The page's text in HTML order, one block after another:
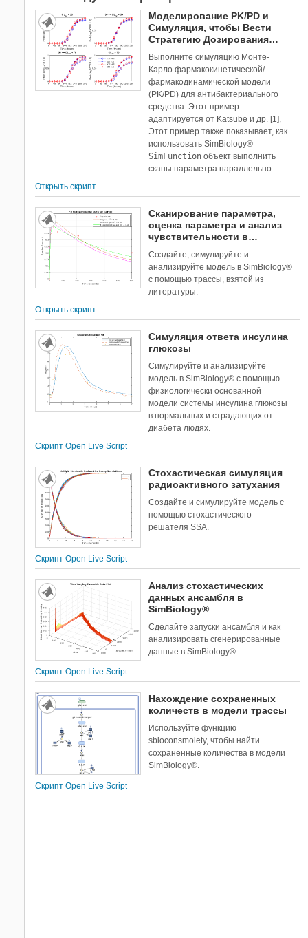
Моделирование PK/PD и
Симуляция, чтобы Вести
Стратегию Дозирования
Выполните симуляцию Монте-
Карло фармакокинетической/
фармакодинамической модели
(PK/PD) для антибактериального
средства. Этот пример
адаптируется от Katsube и др. [1],
Этот пример также показывает, как
использовать SimBiology®
SimFunction объект выполнить
сканы параметра параллельно.
Открыть скрипт
Сканирование параметра,
оценка параметра и анализ
чувствительности в
дрожжах гетеротримерный
цикл белка G
Создайте, симулируйте и
анализируйте модель в SimBiology®
с помощью трассы, взятой из
литературы.
Открыть скрипт
Симуляция ответа инсулина
глюкозы
Симулируйте и анализируйте
модель в SimBiology® с помощью
физиологически основанной
модели системы инсулина глюкозы
в нормальных и страдающих от
диабета людях.
Скрипт Open Live Script
Стохастическая симуляция
радиоактивного затухания
Создайте и симулируйте модель с
помощью стохастического
решателя SSA.
Скрипт Open Live Script
Анализ стохастических
данных ансамбля в
SimBiology®
Сделайте запуски ансамбля и как
анализировать сгенерированные
данные в SimBiology®.
Скрипт Open Live Script
Нахождение сохраненных
количеств в модели трассы
Используйте функцию
sbioconsmoiety, чтобы найти
сохраненные количества в модели
SimBiology®.
Скрипт Open Live Script